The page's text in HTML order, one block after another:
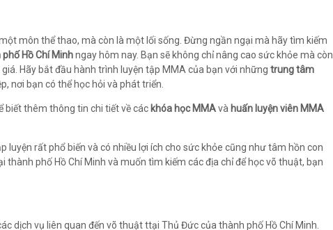
môn thể thao, mà còn là một lối sống. Đừng ngần ngại mà hãy tìm kiếm
Hồ Chí Minhngay hôm nay. Bạn sẽ không chỉ nâng cao sức khỏe mà còn
Hãy bắt đầu hành trình luyện tập MMA của bạn với những trung tâm
nơi bạn có thể học hỏi và phát triển.
biết thêm thông tin chi tiết về các khóa học MMAvà huấn luyện viên MMA
luyện rất phổ biến và có nhiều lợi ích cho sức khỏe cũng như tâm hồn con
thành phố Hồ Chí Minh và muốn tìm kiếm các địa chỉ để học võ thuật, bạn
dịch vụ liên quan đến võ thuật ttại Thủ Đức của thành phố Hồ Chí Minh.